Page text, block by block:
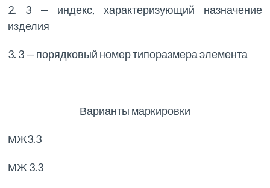
2. 3 — индекс, характеризующий назначение
изделия
3. 3 — порядковый номер типоразмера элемента
Варианты маркировки
МЖ3.3
МЖ 3.3